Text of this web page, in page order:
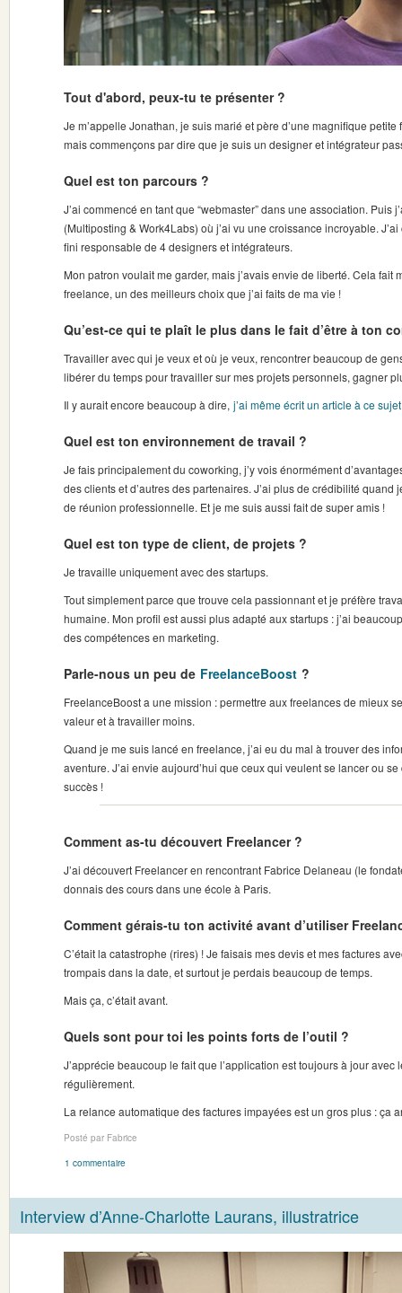
Tout d'abord, peux-tu te présenter ?
Je m’appelle Jonathan, je suis marié et père d’une magnifique
mais commençons par dire que je suis un designer et intégrateur
Quel est ton parcours ?
J’ai commencé en tant que “webmaster” dans une association. Puis
(Multiposting & Work4Labs) où j’ai vu une croissance incroyable.
fini responsable de 4 designers et intégrateurs.
Mon patron voulait me garder, mais j’avais envie de liberté. Cela fait
freelance, un des meilleurs choix que j’ai faits de ma vie !
Qu’est-ce qui te plaît le plus dans le fait d’être à ton
Travailler avec qui je veux et où je veux, rencontrer beaucoup de
libérer du temps pour travailler sur mes projets personnels, gagner
Il y aurait encore beaucoup à dire, j’ai même écrit un article à ce sujet
Quel est ton environnement de travail ?
Je fais principalement du coworking, j’y vois énormément
des clients et d’autres des partenaires. J’ai plus de crédibilité
de réunion professionnelle. Et je me suis aussi fait de super amis !
Quel est ton type de client, de projets ?
Je travaille uniquement avec des startups.
Tout simplement parce que trouve cela passionnant et je préfère
humaine. Mon profil est aussi plus adapté aux startups : j’ai
des compétences en marketing.
Parle-nous un peu de FreelanceBoost ?
FreelanceBoost a une mission : permettre aux freelances de mieux
valeur et à travailler moins.
Quand je me suis lancé en freelance, j’ai eu du mal à trouver des
aventure. J’ai envie aujourd’hui que ceux qui veulent se lancer ou
succès !
Comment as-tu découvert Freelancer ?
J’ai découvert Freelancer en rencontrant Fabrice Delaneau (le
donnais des cours dans une école à Paris.
Comment gérais-tu ton activité avant d’utiliser
C’était la catastrophe (rires) ! Je faisais mes devis et mes factures
trompais dans la date, et surtout je perdais beaucoup de temps.
Mais ça, c’était avant.
Quels sont pour toi les points forts de l’outil ?
J’apprécie beaucoup le fait que l’application est toujours à jour avec
régulièrement.
La relance automatique des factures impayées est un gros plus : ça
Posté par Fabrice
1 commentaire
Interview d’Anne-Charlotte Laurans, illustratrice